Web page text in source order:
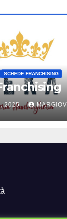
SCHEDE FRANCHISING
2025 MARGIOV